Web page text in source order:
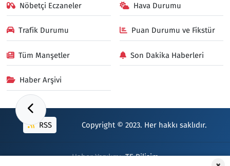
Nöbetçi Eczaneler Hava Durumu
Trafik Durumu Puan Durumu ve Fikstür
Tüm Manşetler Son Dakika Haberleri
Haber Arşivi
RSS Copyright © 2023. Her hakkı saklıdır.
Haber Yazılımı:TE Bilişim